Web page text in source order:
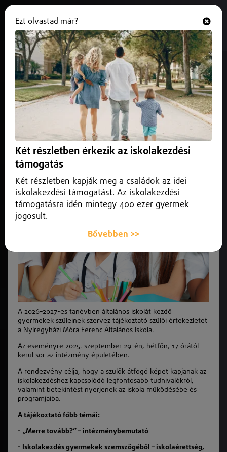
Aranykapu nyílik a leendő elsősök
előtt a Móra Ferenc Általános
Iskolában
2025. szeptember 28. Nyíregyháza
Szeptember végén ismét megnyílik az „Aranykapu” a
2026–2027-es tanév leendő elsőseinek szülei kapnak
betekintést abba, milyen újdonságok és lehetőségek
várják majd gyermekeiket.
A 2026–2027-es tanévben általános iskolát kezdő
gyermekek szüleinek szervez tájékoztató szülői értekezletet
a Nyíregyházi Móra Ferenc Általános Iskola.
Az eseményre 2025. szeptember 29-én, hétfőn, 17 órától
kerül sor az intézmény épületében.
A rendezvény célja, hogy a szülők átfogó képet kapjanak az
iskolakezdéshez kapcsolódó legfontosabb tudnivalókról,
valamint betekintést nyerjenek az iskola működésébe és
programjaiba.
A tájékoztató főbb témái:
- „Merre tovább?” – intézménybemutató
- Iskolakezdés gyermekek szemszögéből – iskolaérettség,
Ezt olvastad már?
Két részletben érkezik az iskolakezdési
támogatás
Két részletben kapják meg a családok az idei
iskolakezdési támogatást. Az iskolakezdési
támogatásra idén mintegy 400 ezer gyermek
jogosult.
Bővebben >>